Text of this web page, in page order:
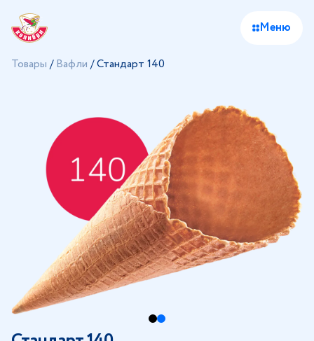
Меню
Товары /Вафли /Стандарт 140